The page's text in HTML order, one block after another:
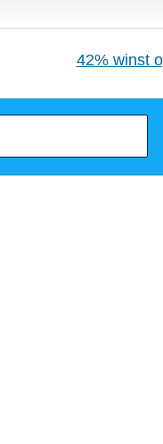
42% winst